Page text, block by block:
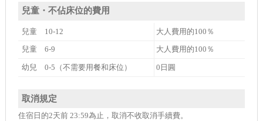
兒童・不佔床位的費用
兒童 10-12 大人費用的100％
兒童 6-9 大人費用的100％
幼兒 0-5（不需要用餐和床位） 0日圓
取消規定
住宿日的2天前 23:59為止，取消不收取消手續費。